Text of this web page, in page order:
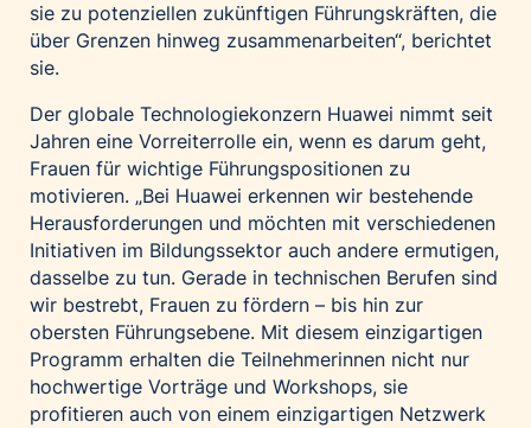
sie zu potenziellen zukünftigen Führungskräften, die
über Grenzen hinweg zusammenarbeiten“, berichtet
sie.
Der globale Technologiekonzern Huawei nimmt seit
Jahren eine Vorreiterrolle ein, wenn es darum geht,
Frauen für wichtige Führungspositionen zu
motivieren. „Bei Huawei erkennen wir bestehende
Herausforderungen und möchten mit verschiedenen
Initiativen im Bildungssektor auch andere ermutigen,
dasselbe zu tun. Gerade in technischen Berufen sind
wir bestrebt, Frauen zu fördern – bis hin zur
obersten Führungsebene. Mit diesem einzigartigen
Programm erhalten die Teilnehmerinnen nicht nur
hochwertige Vorträge und Workshops, sie
profitieren auch von einem einzigartigen Netzwerk